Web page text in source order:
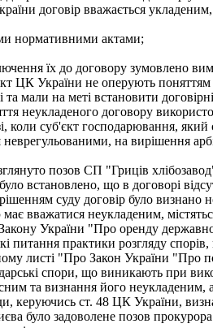
договір вважається
нормативними актами;
їх до договору зумовлено
ЦК України не оперують поняттям
та мали на меті встановити
неукладеного договору
коли суб'єкт господарювання,
на вирішення
позов СП "Гриців
встановлено, що в договорі
суду договір було визнано
має вважатися неукладеним,
України "Про оренду
практики розгляду
листі "Про Закон України "Про
спори, що виникають при
та визнання його неукладеним,
керуючись ст. 48 ЦК України,
було задоволене позов прокурора